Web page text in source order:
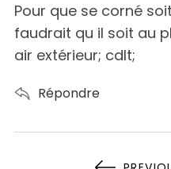
Pour que se corné
faudrait qu il soit au
air extérieur; cdlt;
Répondre